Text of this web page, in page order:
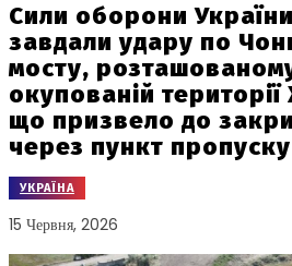
Сили оборони
завдали удару по
мосту,
окупованій
що призвело до
через пункт
УКРАЇНА
15 Червня, 2026